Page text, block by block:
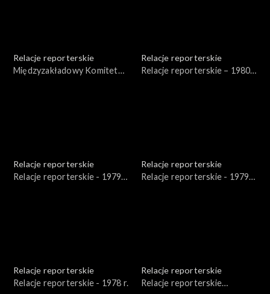
Relacje reporterskie
Międzyzakładowy Komitet
Relacje reporterskie
Relacje reporterskie – 1980
Relacje reporterskie
Relacje reporterskie - 1979 -
Relacje reporterskie
Relacje reporterskie - 1979 -
Relacje reporterskie
Relacje reporterskie - 1978 r.
Relacje reporterskie
Relacje reporterskie